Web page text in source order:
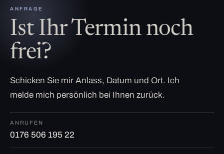
ANFRAGE
Ist Ihr Termin noch
frei?
Schicken Sie mir Anlass, Datum und Ort. Ich
melde mich persönlich bei Ihnen zurück.
ANRUFEN
0176 506 195 22